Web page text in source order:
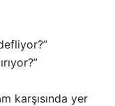
karşısında yer